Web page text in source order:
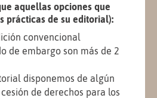
aquellas opciones que
prácticas de su editorial):
convencional
de embargo son más de 2
disponemos de algún
de derechos para los